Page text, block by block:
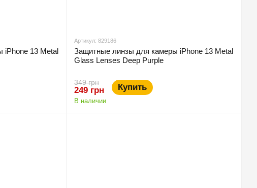
13 Metal
Артикул: 829186
Защитные линзы для камеры iPhone 13 Metal
Glass Lenses Deep Purple
349 грн
249 грн Купить
В наличии